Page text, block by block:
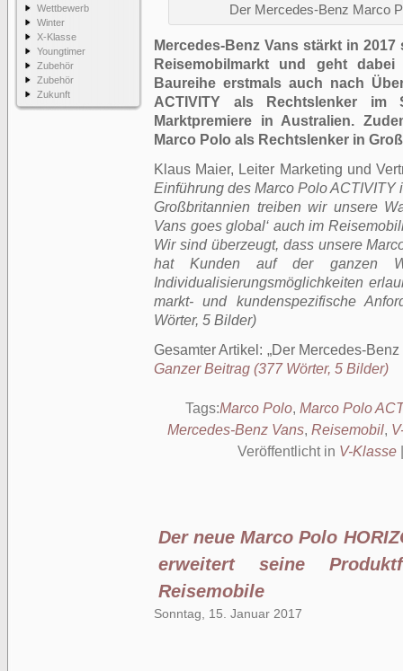
Wettbewerb
Winter
X-Klasse
Youngtimer
Zubehör
Zubehör
Zukunft
Der Mercedes-Benz Marco
Mercedes-Benz Vans stärkt in
Reisemobilmarkt und geht
Baureihe erstmals auch nach
ACTIVITY als Rechtslenker im
Marktpremiere in Australien.
Marco Polo als Rechtslenker in
Klaus Maier, Leiter Marketing und
Einführung des Marco Polo
Großbritannien treiben wir unsere
Vans goes global‘ auch im
Wir sind überzeugt, dass unsere
hat Kunden auf der ganzen
Individualisierungsmöglichkeiten
markt- und kundenspezifische
Wörter, 5 Bilder)
Gesamter Artikel:
Der Mercedes-
Ganzer Beitrag (377 Wörter, 5 Bilder)
Tags:Marco Polo, Marco Polo
Mercedes-Benz Vans, Reisemobil,
Veröffentlicht in V-Klasse
Der neue Marco Polo
erweitert seine
Reisemobile
Sonntag, 15. Januar 2017